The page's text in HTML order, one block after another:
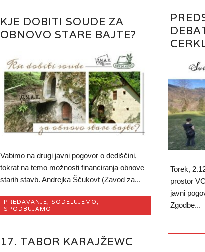
Torek,
prostor
javni
Zgodbe...
KJE DOBITI SOUDE ZA
OBNOVO STARE BAJTE?
Vabimo na drugi javni pogovor o dediščini,
tokrat na temo možnosti financiranja obnove
starih stavb. Andrejka Ščukovt (Zavod za...
PREDAVANJE, SODELUJEMO,
SPODBUJAMO
17. TABOR KARAJŽEWC